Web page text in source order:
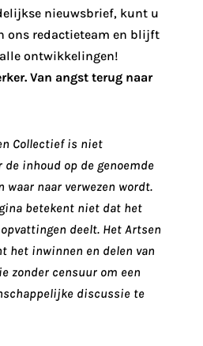
nieuwsbrief, kunt u
ons redactieteam en blijft
ontwikkelingen!
Van angst terug naar
Collectief is niet
inhoud op de genoemde
waar naar verwezen wordt.
betekent niet dat het
deelt. Het Artsen
het inwinnen en delen van
zonder censuur om een
discussie te